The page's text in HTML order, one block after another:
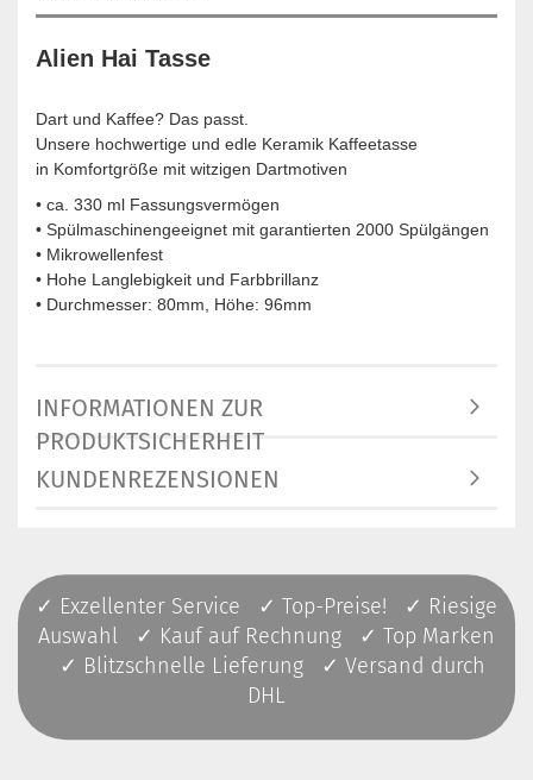
Alien Hai Tasse
Dart und Kaffee? Das passt.
Unsere hochwertige und edle Keramik Kaffeetasse
in Komfortgröße mit witzigen Dartmotiven
• ca. 330 ml Fassungsvermögen
• Spülmaschinengeeignet mit garantierten 2000 Spülgängen
• Mikrowellenfest
• Hohe Langlebigkeit und Farbbrillanz
• Durchmesser: 80mm, Höhe: 96mm
INFORMATIONEN ZUR
PRODUKTSICHERHEIT
KUNDENREZENSIONEN
✓ Exzellenter Service ✓ Top-Preise! ✓ Riesige
Auswahl ✓ Kauf auf Rechnung ✓ Top Marken
✓ Blitzschnelle Lieferung ✓ Versand durch
DHL